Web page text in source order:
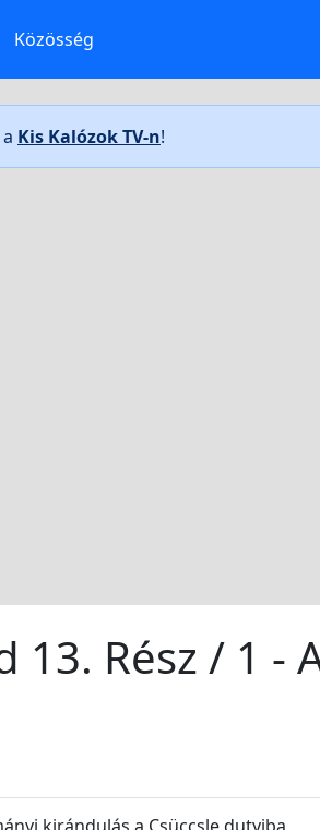
Közösség
Kis Kalózok TV-n!
13. Rész / 1 -